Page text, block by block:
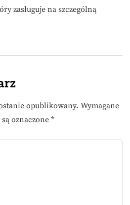
zasługuje na szczególną
opublikowany. Wymagane
oznaczone *